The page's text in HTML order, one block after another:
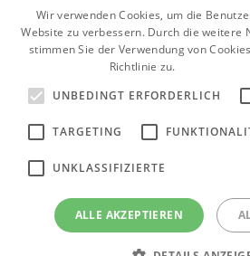
Wasseraufbereitung
Wir verwenden Cookies, um die
Website zu verbessern. Durch die weitere
stimmen Sie der Verwendung von
Richtlinie zu.
UNBEDINGT ERFORDERLICH
TARGETING
UNKLASSIFIZIERTE
ALLE AKZEPTIEREN